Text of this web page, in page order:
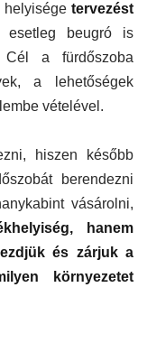
helyiségetervezést
esetleg beugró is
Cél a fürdőszoba
a lehetőségek
vételével.
hiszen később
berendezni
vásárolni,
hanem
és zárjuk a
környezetet